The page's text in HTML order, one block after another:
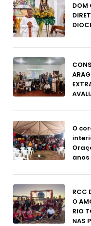
DOM
O
RCC
O
RIO
NAS